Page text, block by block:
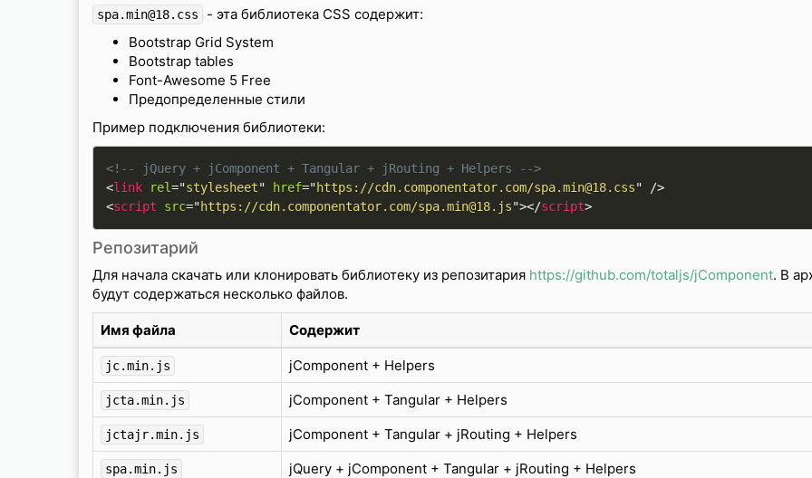
spa.min@18.css
- эта библиотека CSS содержит:
Bootstrap Grid System
Bootstrap tables
Font-Awesome 5 Free
Предопределенные стили
Пример подключения библиотеки:
<!-- jQuery + jComponent + Tangular + jRouting + Helpers -->
<link rel="stylesheet" href="https://cdn.componentator.com/spa.min@18.css"
/>
<script src="https://cdn.componentator.com/spa.min@18.js"></script>
Репозитарий
Для начала скачать или клонировать библиотеку из репозитария https://github.com/totaljs/jComponent. В
будут содержаться несколько файлов.
Имя файла Содержит
jc.min.js jComponent + Helpers
jcta.min.js jComponent + Tangular + Helpers
jctajr.min.js jComponent + Tangular + jRouting + Helpers
spa.min.js jQuery + jComponent + Tangular + jRouting + Helpers